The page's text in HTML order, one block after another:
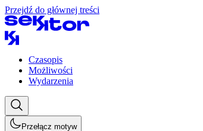
Przejdź do głównej treści
Czasopis
Możliwości
Wydarzenia
Przełącz motyw